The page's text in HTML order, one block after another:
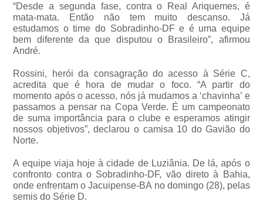
“Desde a segunda fase, contra o Real Ariquemes, é
mata-mata. Então não tem muito descanso. Já
estudamos o time do Sobradinho-DF e é uma equipe
bem diferente da que disputou o Brasileiro”, afirmou
André.
Rossini, herói da consagração do acesso à Série C,
acredita que é hora de mudar o foco. “A partir do
momento após o acesso, nós já mudamos a ‘chavinha’ e
passamos a pensar na Copa Verde. É um campeonato
de suma importância para o clube e esperamos atingir
nossos objetivos”, declarou o camisa 10 do Gavião do
Norte.
A equipe viaja hoje à cidade de Luziânia. De lá, após o
confronto contra o Sobradinho-DF, vão direto à Bahia,
onde enfrentam o Jacuipense-BA no domingo (28), pelas
semis do Série D.